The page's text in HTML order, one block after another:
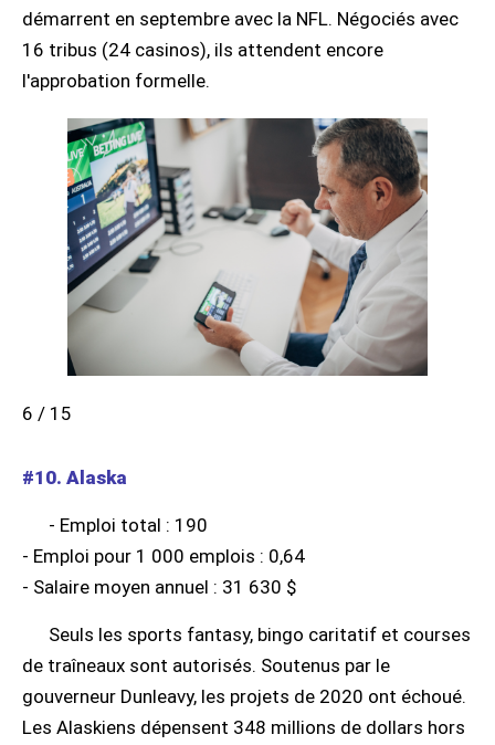
démarrent en septembre avec la NFL. Négociés avec
16 tribus (24 casinos), ils attendent encore
l'approbation formelle.
6 / 15
#10. Alaska
- Emploi total : 190
- Emploi pour 1 000 emplois : 0,64
- Salaire moyen annuel : 31 630 $
Seuls les sports fantasy, bingo caritatif et courses
de traîneaux sont autorisés. Soutenus par le
gouverneur Dunleavy, les projets de 2020 ont échoué.
Les Alaskiens dépensent 348 millions de dollars hors